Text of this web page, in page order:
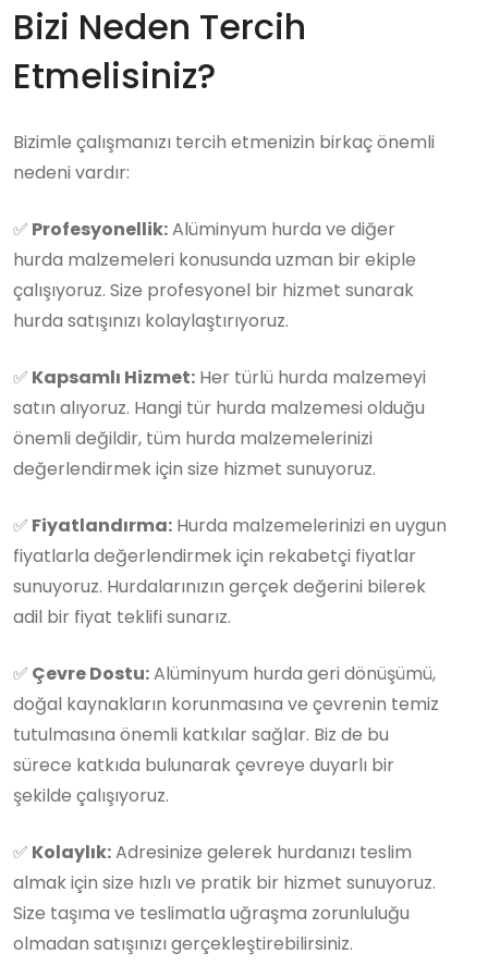
Bizi Neden Tercih
Etmelisiniz?
Bizimle çalışmanızı tercih etmenizin birkaç önemli
nedeni vardır:
✅ Profesyonellik:Alüminyum hurda ve diğer
hurda malzemeleri konusunda uzman bir ekiple
çalışıyoruz. Size profesyonel bir hizmet sunarak
hurda satışınızı kolaylaştırıyoruz.
✅ Kapsamlı Hizmet: Her türlü hurda malzemeyi
satın alıyoruz. Hangi tür hurda malzemesi olduğu
önemli değildir, tüm hurda malzemelerinizi
değerlendirmek için size hizmet sunuyoruz.
✅ Fiyatlandırma: Hurda malzemelerinizi en uygun
fiyatlarla değerlendirmek için rekabetçi fiyatlar
sunuyoruz. Hurdalarınızın gerçek değerini bilerek
adil bir fiyat teklifi sunarız.
✅ Çevre Dostu:Alüminyum hurda geri dönüşümü,
doğal kaynakların korunmasına ve çevrenin temiz
tutulmasına önemli katkılar sağlar. Biz de bu
sürece katkıda bulunarak çevreye duyarlı bir
şekilde çalışıyoruz.
✅ Kolaylık:Adresinize gelerek hurdanızı teslim
almak için size hızlı ve pratik bir hizmet sunuyoruz.
Size taşıma ve teslimatla uğraşma zorunluluğu
olmadan satışınızı gerçekleştirebilirsiniz.